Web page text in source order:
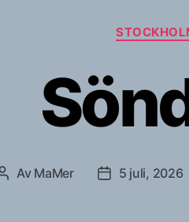
Inläggsförfattare
Av MaMer Inläggsdatum
5 juli, 2026